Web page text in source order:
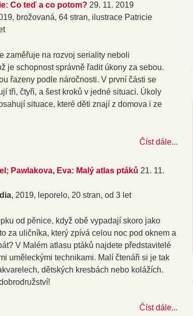
Co teď a co potom? 29. 11. 2019
brožovaná, 64 stran, ilustrace Patricie
zaměřuje na rozvoj seriality neboli
je schopnost správně řadit úkony za sebou.
řazeny podle náročnosti. V první části se
tři, čtyři, a šest kroků v jedné situaci. Úkoly
situace, které děti znají z domova i ze
Číst dále...
Pawlakova, Eva: Malý atlas ptáků 21. 11.
, 2019, leporelo, 20 stran, od 3 let
od pěnice, když obě vypadají skoro jako
za uličníka, který zpívá celou noc pod oknem a
V Malém atlasu ptáků najdete představitelé
uměleckými technikami. Malí čtenáři si je tak
dětských kresbách nebo kolážích.
Číst dále...